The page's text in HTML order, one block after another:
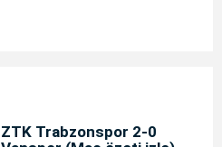
ZTK Trabzonspor 2-0